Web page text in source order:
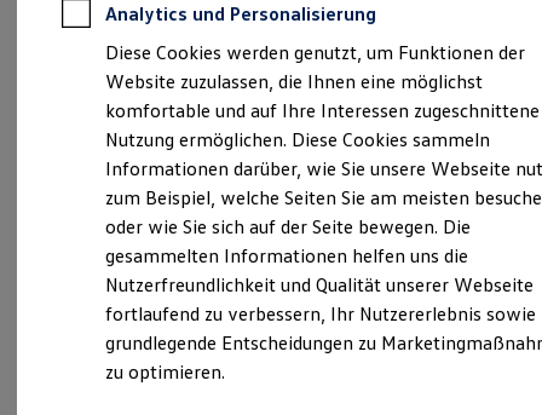
Für Privatkunden
Für Gewerbekunden
Profi Paket
TopDeal
Gebrauchtwagen
ProfiPartner für Gebrauchtwagen
Zertifizierte Gebrauchtwagen
Finanzierung
Für Privatkunden
Für Gewerbekunden
Leasing
Für Privatkunden
Für Gewerbekunden
Versicherungen & Garantien
Garantien
Kfz-Versicherung für Nutzfahrzeuge
Restschuldversicherung
Wartungsverträge
Verantwortlich für die Inhalte auf dieser Seite ist die Karl Thiel
GmbH - Co.KG (Impressum & Rechtliches)
Detmolder Straße 73, 33100 Paderborn
paderborn@thiel-gruppe.de
Montag-Freitag 08:00-18:00 Uhr
Samstag
09:00 -13:00 Uhr
Analytics und Personalisierung
Diese Cookies werden genutzt, um Funktionen der
Website zuzulassen, die Ihnen eine möglichst
komfortable und auf Ihre Interessen zugeschnittene
Nutzung ermöglichen. Diese Cookies sammeln
Informationen darüber, wie Sie unsere Webseite
zum Beispiel, welche Seiten Sie am meisten
oder wie Sie sich auf der Seite bewegen. Die
gesammelten Informationen helfen uns die
Nutzerfreundlichkeit und Qualität unserer Webseite
fortlaufend zu verbessern, Ihr Nutzererlebnis sowie
grundlegende Entscheidungen zu
zu optimieren.